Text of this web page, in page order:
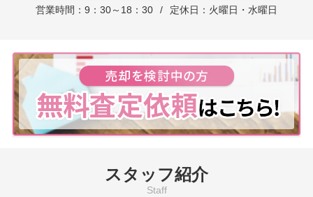
営業時間：9：30～18：30 定休日：火曜日・水曜日
スタッフ紹介
Staff